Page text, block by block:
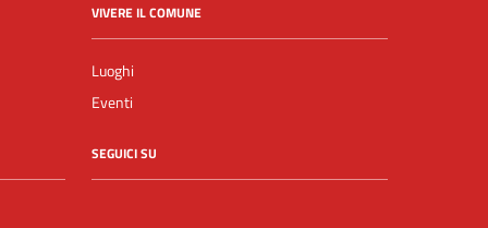
VIVERE IL COMUNE
Luoghi
Eventi
SEGUICI SU